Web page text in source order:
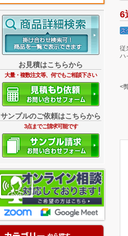
お見積はこちらから
大量・複数注文等、何でもご相談下さい
サンプルのご依頼はこちらから
3点までご請求可能です
6
従
ハ
<